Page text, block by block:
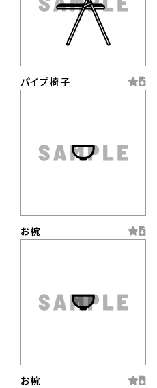
パイプ椅子
お椀
お椀